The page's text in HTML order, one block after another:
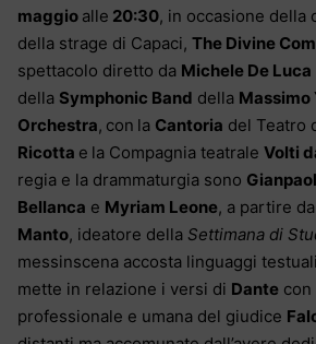
maggio alle 20:30, in occasione della
della strage di Capaci, The Divine
spettacolo diretto da Michele De Luca
della Symphonic Band della Massimo
Orchestra, con la Cantoria del Teatro
Ricotta e la Compagnia teatrale Volti
regia e la drammaturgia sono
Bellanca e Myriam Leone, a partire
Manto, ideatore della Settimana di
messinscena accosta linguaggi
mette in relazione i versi di Dante con
professionale e umana del giudice